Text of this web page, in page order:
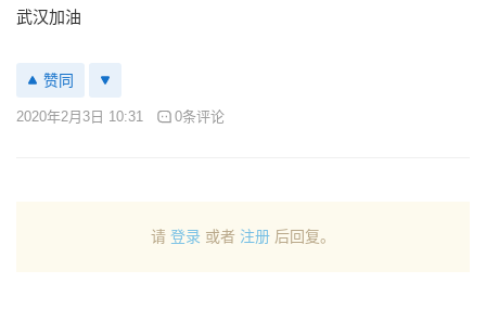
武汉加油
赞同
2020年2月3日 10:31 0条评论
请 登录 或者 注册 后回复。